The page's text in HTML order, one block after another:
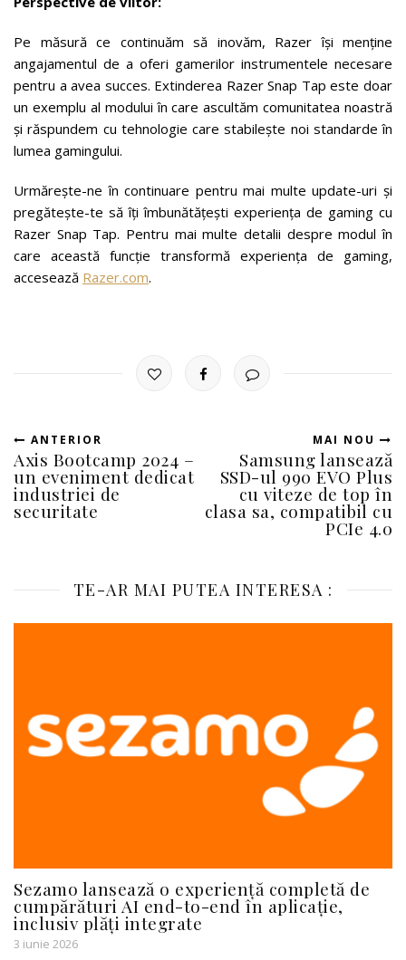
Pe măsură ce continuăm să inovăm, Razer își menține
angajamentul de a oferi gamerilor instrumentele necesare
pentru a avea succes. Extinderea Razer Snap Tap este doar
un exemplu al modului în care ascultăm comunitatea noastră
și răspundem cu tehnologie care stabilește noi standarde în
lumea gamingului.
Urmărește-ne în continuare pentru mai multe update-uri și
pregătește-te să îți îmbunătățești experiența de gaming cu
Razer Snap Tap. Pentru mai multe detalii despre modul în
care această funcție transformă experiența de gaming,
accesează Razer.com.
ANTERIOR
Axis Bootcamp 2024 –
un eveniment dedicat
industriei de
securitate
MAI NOU
Samsung lansează
SSD-ul 990 EVO Plus
cu viteze de top în
clasa sa, compatibil cu
PCIe 4.0
TE-AR MAI PUTEA INTERESA :
Sezamo lansează o experiență completă de
cumpărături AI end-to-end în aplicație,
inclusiv plăți integrate
3 iunie 2026